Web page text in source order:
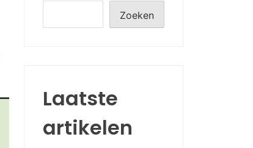
Zoeken
Laatste
artikelen